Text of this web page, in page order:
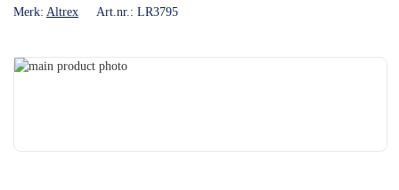
Merk: Altrex Art.nr.: LR3795
Ga